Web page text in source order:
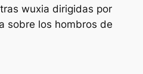
wuxia dirigidas por
sobre los hombros de